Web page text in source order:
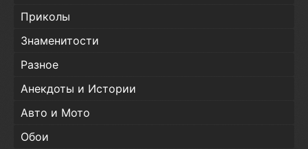
Приколы
Знаменитости
Разное
Анекдоты и Истории
Авто и Мото
Обои